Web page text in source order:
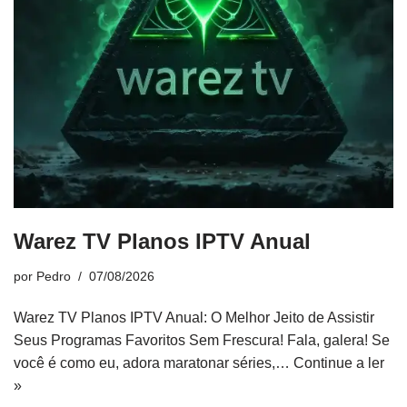
Warez TV Planos IPTV Anual
por Pedro 07/08/2026
Warez TV Planos IPTV Anual: O Melhor Jeito de Assistir
Seus Programas Favoritos Sem Frescura! Fala, galera! Se
você é como eu, adora maratonar séries,… Continue a ler
»